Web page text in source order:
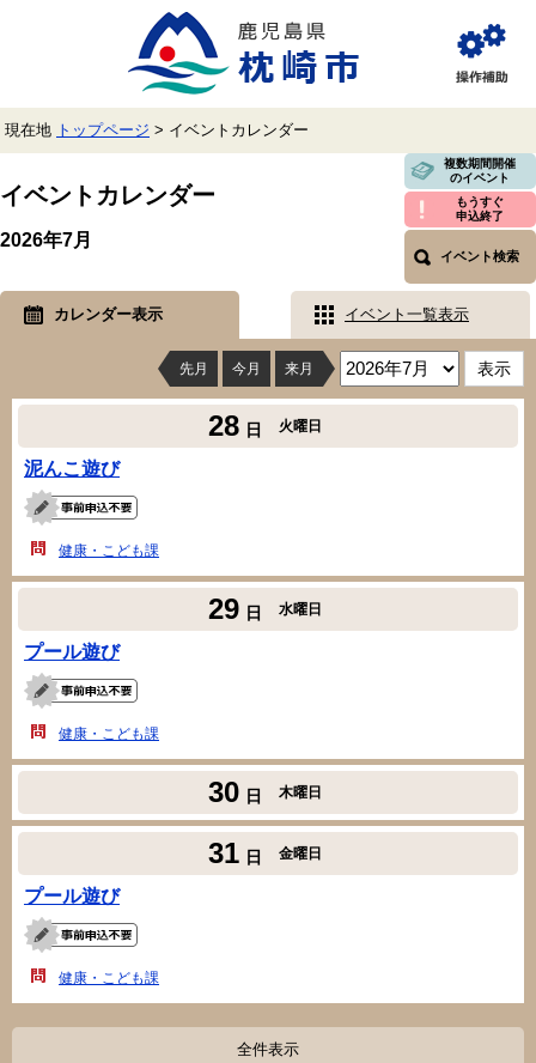
で
ば
本
へ
覧
補
現在地 トップページ > イベントカレンダー
イベントカレンダー
複数期間開催
のイベント
もうすぐ
申込終了
イベント検索
2026年7月
カレンダー表示 イベント一覧表示
先月 今月 来月
28 日 火曜日
泥んこ遊び
健康・こども課
29 日 水曜日
プール遊び
健康・こども課
30 日 木曜日
31 日 金曜日
プール遊び
健康・こども課
全件表示